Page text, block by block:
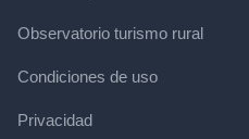
Observatorio turismo rural
Condiciones de uso
Privacidad